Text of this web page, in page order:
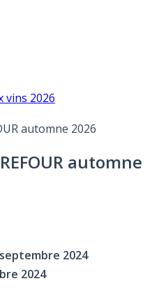
vins 2026
automne 2026
automne
2024
2024